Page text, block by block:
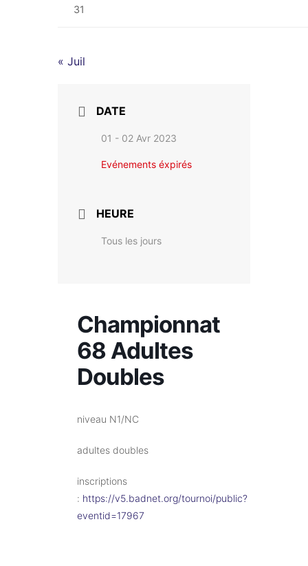
31
« Juil
DATE
01 - 02 Avr 2023
Evénements éxpirés
HEURE
Tous les jours
Championnat
68 Adultes
Doubles
niveau N1/NC
adultes doubles
inscriptions
: https://v5.badnet.org/tournoi/public?
eventid=17967